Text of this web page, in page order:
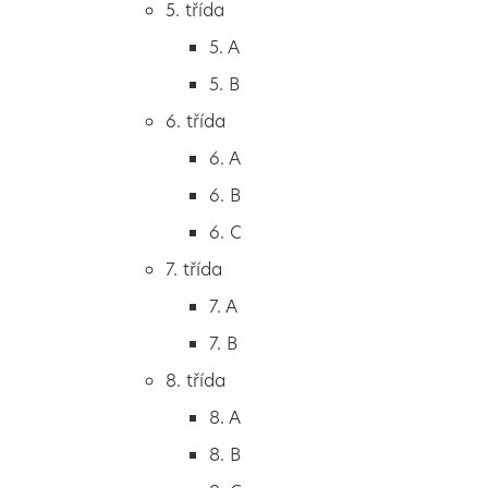
2. B
3. A
4. A
5. A
5. třída
5. A
5. B
6. třída
6. A
6. B
6. C
7. třída
7. A
7. B
8. třída
8. A
8. B